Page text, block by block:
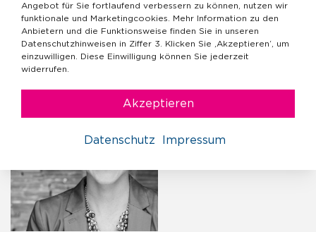
mit befristeten Stellen und Niedriglohn lässt sich unsere
Zukunft nicht gestalten.
Angebot für Sie fortlaufend verbessern zu können, nutzen wir
funktionale und Marketingcookies. Mehr Information zu den
Anbietern und die Funktionsweise finden Sie in unseren
Datenschutzhinweisen in Ziffer 3. Klicken Sie ‚Akzeptieren‘, um
einzuwilligen. Diese Einwilligung können Sie jederzeit
widerrufen.
Akzeptieren
Datenschutz Impressum